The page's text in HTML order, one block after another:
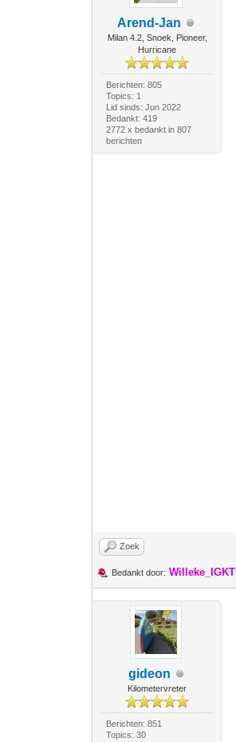
Arend-Jan
Milan 4.2, Snoek, Pioneer,
Hurricane
Berichten: 805
Topics: 1
Lid sinds: Jun 2022
Bedankt: 419
2772 x bedankt in 807
berichten
Zoek
Bedankt door: Willeke_IGKT
gideon
Kilometervreter
Berichten: 851
Topics: 30